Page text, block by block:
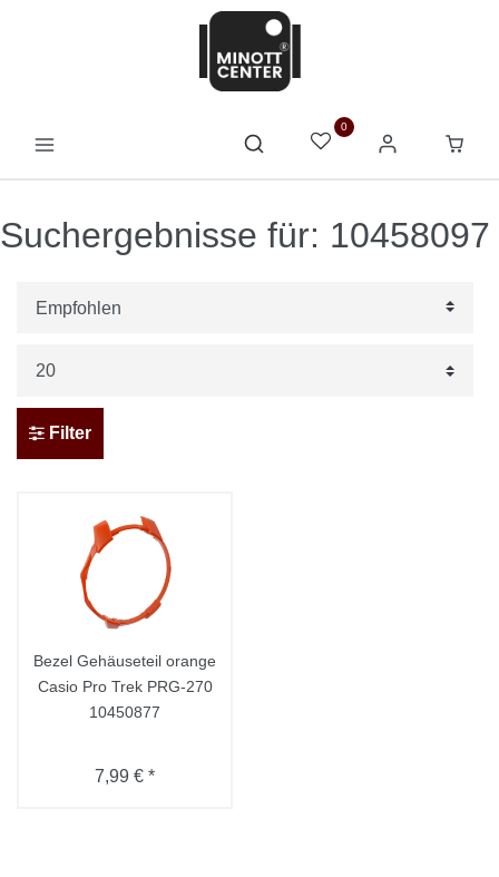
0
Suchergebnisse für: 10458097
Filter
Bezel Gehäuseteil orange
Casio Pro Trek PRG-270
10450877
7,99 € *